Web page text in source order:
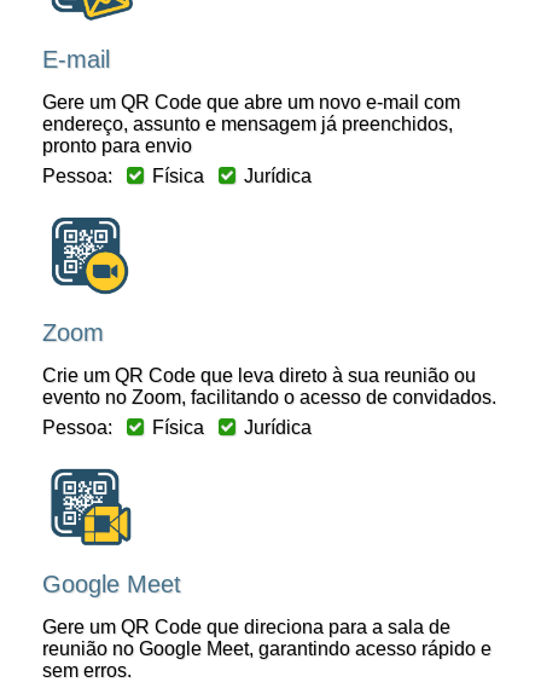
E-mail
Gere um QR Code que abre um novo e-mail com
endereço, assunto e mensagem já preenchidos,
pronto para envio
Pessoa:
Física Jurídica
Zoom
Crie um QR Code que leva direto à sua reunião ou
evento no Zoom, facilitando o acesso de convidados.
Pessoa:
Física Jurídica
Google Meet
Gere um QR Code que direciona para a sala de
reunião no Google Meet, garantindo acesso rápido e
sem erros.